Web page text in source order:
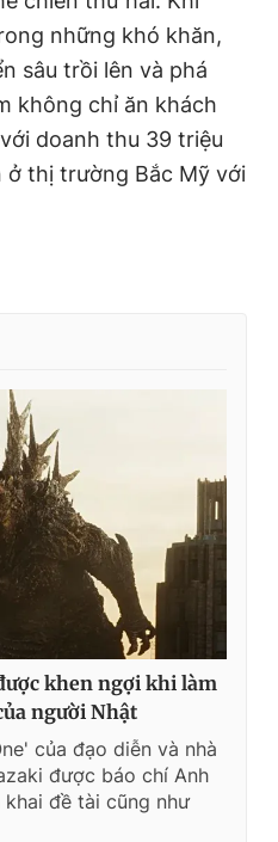
những khó khăn,
sâu trồi lên và phá
không chỉ ăn khách
doanh thu 39 triệu
ở thị trường Bắc Mỹ với
khen ngợi khi làm
người Nhật
của đạo diễn và nhà
được báo chí Anh
đề tài cũng như